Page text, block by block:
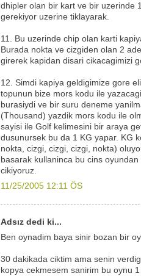
dhipler olan bir kart ve bir uzerinde
gerekiyor uzerine tiklayarak.
11. Bu uzerinde chip olan karti
Burada nokta ve cizgiden olan 2
girerek kapidan disari cikacagimizi
12. Simdi kapiya geldigimize gore
topunun bize mors kodu ile
burasiydi ve bir suru deneme
(Thousand) yazdik mors kodu ile
sayisi ile Golf kelimesini bir araya
dusunursek bu da 1 KG yapar. KG
nokta, cizgi, cizgi, cizgi, nokta)
basarak kullaninca bu cins
cikiyoruz.
11/25/2005 12:11 ÖS
Adsız dedi ki...
Ben oynadim baya sinir bozan bir
30 dakikada ciktim ama senin
kopya cekmesem sanirim bu oynu